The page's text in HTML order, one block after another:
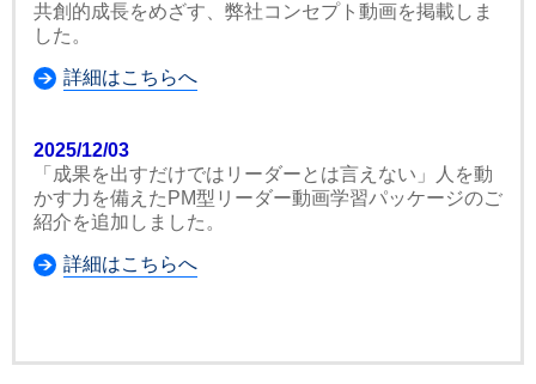
共創的成長をめざす、弊社コンセプト動画を掲載しま
した。
詳細はこちらへ
2025/12/03
「成果を出すだけではリーダーとは言えない」人を動
かす力を備えたPM型リーダー動画学習パッケージのご
紹介を追加しました。
詳細はこちらへ